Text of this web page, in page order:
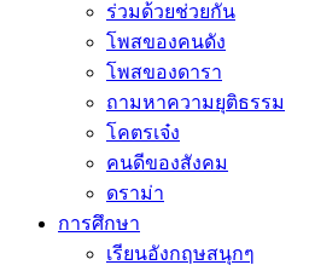
ร่วมด้วยช่วยกัน
โพสของคนดัง
โพสของดารา
ถามหาความยุติธรรม
โคตรเจ๋ง
คนดีของสังคม
ดราม่า
การศึกษา
เรียนอังกฤษสนุกๆ